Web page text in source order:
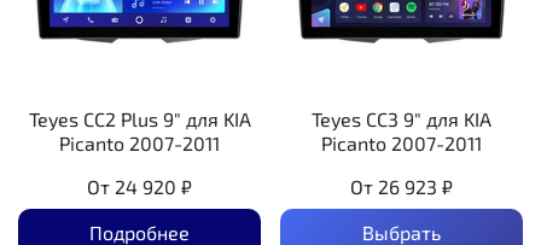
Teyes CC2 Plus 9" для KIA
Picanto 2007-2011
От 24 920 ₽
Подробнее
Teyes CC3 9" для KIA
Picanto 2007-2011
От 26 923 ₽
Выбрать